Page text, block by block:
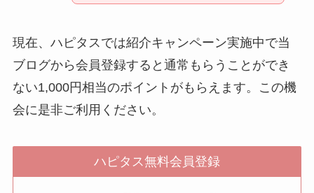
現在、ハピタスでは紹介キャンペーン実施中で当
ブログから会員登録すると通常もらうことができ
ない1,000円相当のポイントがもらえます。この機
会に是非ご利用ください。
ハピタス無料会員登録